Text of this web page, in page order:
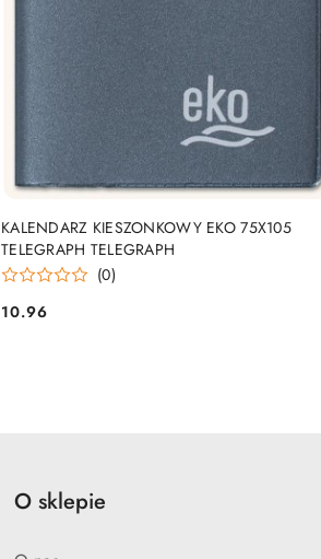
KALENDARZ KIESZONKOWY EKO 75X105
TELEGRAPH TELEGRAPH
(0)
Cena:
10.96
O sklepie